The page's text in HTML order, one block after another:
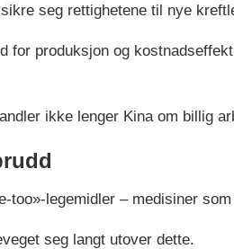
seg rettighetene til nye
for produksjon og
ikke lenger Kina om billig
legemidler – medisiner
seg langt utover dette.